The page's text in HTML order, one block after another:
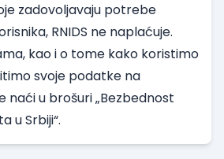
zadovoljavaju potrebe
RNIDS ne naplaćuje.
kao i o tome kako koristimo
svoje podatke na
naći u brošuri„Bezbednost
u Srbiji“.